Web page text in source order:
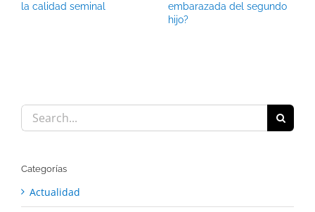
la calidad seminal
embarazada del segundo
hijo?
Search
for:
Categorías
Actualidad